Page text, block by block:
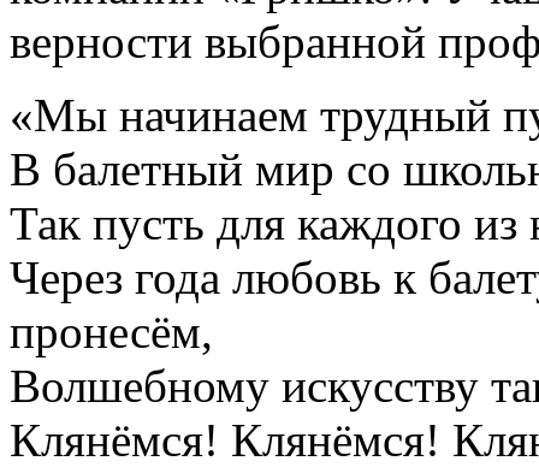
верности выбранной
«Мы начинаем трудный
В балетный мир со
Так пусть для каждого
Через года любовь к
пронесём,
Волшебному искусству
Клянёмся! Клянёмся!